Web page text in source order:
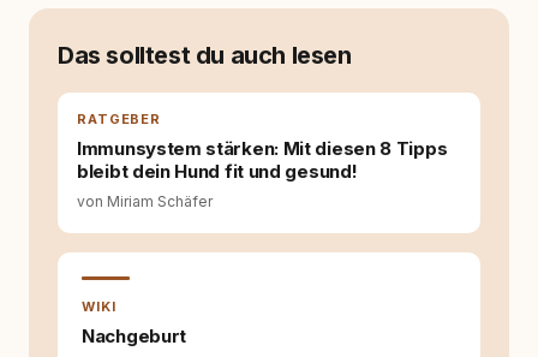
weniger guten Erfahrungen. Umso mehr hat
erlebt habe, wie verantwortungsvoll und
meine Arbeit bis heute. Bei rundum.dog bin ich
als Content Managerin an vielen Stellen
beteiligt, an denen aus Ideen fertige Beiträge
werden. Ich recherchiere Themen, plane
sich dabei immer auf das grosse Ganze:
Fragen stehen dahinter? Und wie lassen sich
Das solltest du auch lesen
RATGEBER
Immunsystem stärken: Mit diesen 8 Tipps
bleibt dein Hund fit und gesund!
von Miriam Schäfer
WIKI
Nachgeburt